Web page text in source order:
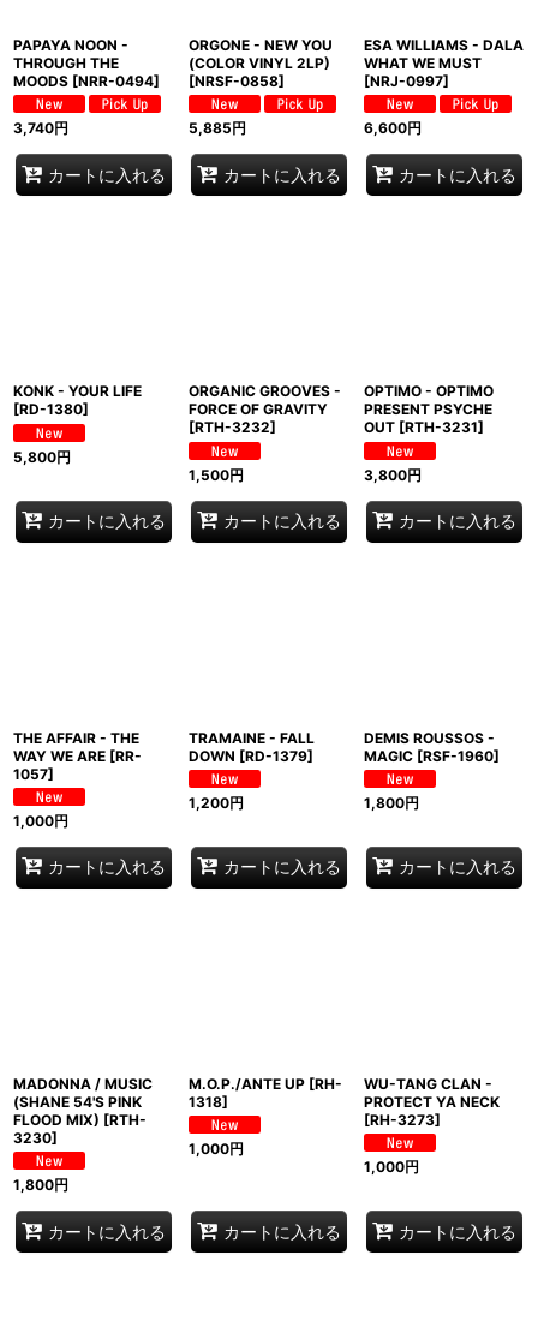
PAPAYA NOON -
THROUGH THE
MOODS [NRR-0494]
3,740円
カートに入れる
ORGONE - NEW YOU
(COLOR VINYL 2LP)
[NRSF-0858]
5,885円
カートに入れる
ESA WILLIAMS - DALA
WHAT WE MUST
[NRJ-0997]
6,600円
カートに入れる
KONK - YOUR LIFE
[RD-1380]
5,800円
カートに入れる
ORGANIC GROOVES -
FORCE OF GRAVITY
[RTH-3232]
1,500円
カートに入れる
OPTIMO - OPTIMO
PRESENT PSYCHE
OUT [RTH-3231]
3,800円
カートに入れる
THE AFFAIR - THE
WAY WE ARE [RR-
1057]
1,000円
カートに入れる
TRAMAINE - FALL
DOWN [RD-1379]
1,200円
カートに入れる
DEMIS ROUSSOS -
MAGIC [RSF-1960]
1,800円
カートに入れる
MADONNA / MUSIC
(SHANE 54'S PINK
FLOOD MIX) [RTH-
3230]
1,800円
カートに入れる
M.O.P./ANTE UP [RH-
1318]
1,000円
カートに入れる
WU-TANG CLAN -
PROTECT YA NECK
[RH-3273]
1,000円
カートに入れる